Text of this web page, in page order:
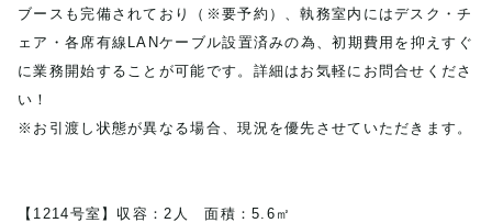
ブースも完備されており（※要予約）、執務室内にはデスク・チ
ェア・各席有線LANケーブル設置済みの為、初期費用を抑えすぐ
に業務開始することが可能です。詳細はお気軽にお問合せくださ
い！
※お引渡し状態が異なる場合、現況を優先させていただきます。
【1214号室】収容：2人 面積：5.6㎡